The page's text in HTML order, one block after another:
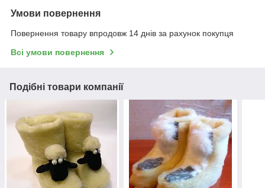
Умови повернення
Повернення товару впродовж 14 днів за рахунок покупця
Всі умови повернення
Подібні товари компанії